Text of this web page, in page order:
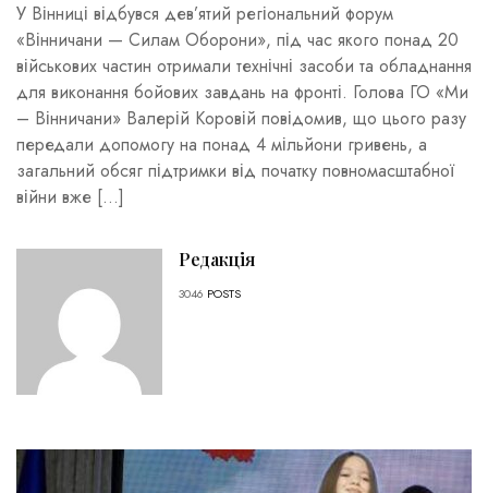
У Вінниці відбувся дев’ятий регіональний форум
«Вінничани — Силам Оборони», під час якого понад 20
військових частин отримали технічні засоби та обладнання
для виконання бойових завдань на фронті. Голова ГО «Ми
– Вінничани» Валерій Коровій повідомив, що цього разу
передали допомогу на понад 4 мільйони гривень, а
загальний обсяг підтримки від початку повномасштабної
війни вже […]
Редакція
3046 POSTS